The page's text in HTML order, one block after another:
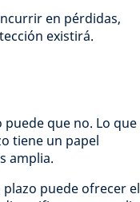
en pérdidas,
existirá.
que no. Lo que
tiene un papel
amplia.
puede ofrecer el